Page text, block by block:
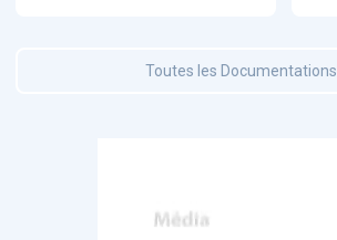
Toutes les Documentations